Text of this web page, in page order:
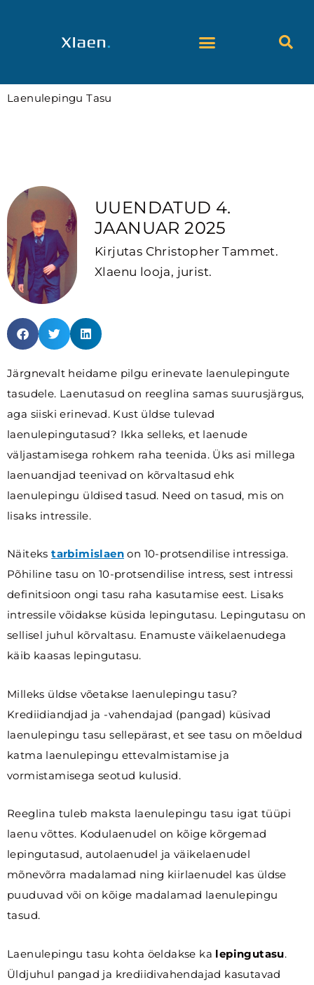
Laenulepingu Tasu
UUENDATUD 4.
JAANUAR 2025
Kirjutas Christopher Tammet.
Xlaenu looja, jurist.
Järgnevalt heidame pilgu erinevate laenulepingute
tasudele. Laenutasud on reeglina samas suurusjärgus,
aga siiski erinevad. Kust üldse tulevad
laenulepingutasud? Ikka selleks, et laenude
väljastamisega rohkem raha teenida. Üks asi millega
laenuandjad teenivad on kõrvaltasud ehk
laenulepingu üldised tasud. Need on tasud, mis on
lisaks intressile.
Näitekstarbimislaen on 10-protsendilise intressiga.
Põhiline tasu on 10-protsendilise intress, sest intressi
definitsioon ongi tasu raha kasutamise eest. Lisaks
intressile võidakse küsida lepingutasu. Lepingutasu on
sellisel juhul kõrvaltasu. Enamuste väikelaenudega
käib kaasas lepingutasu.
Milleks üldse võetakse laenulepingu tasu?
Krediidiandjad ja -vahendajad (pangad) küsivad
laenulepingu tasu sellepärast, et see tasu on mõeldud
katma laenulepingu ettevalmistamise ja
vormistamisega seotud kulusid.
Reeglina tuleb maksta laenulepingu tasu igat tüüpi
laenu võttes. Kodulaenudel on kõige kõrgemad
lepingutasud, autolaenudel ja väikelaenudel
mõnevõrra madalamad ning kiirlaenudel kas üldse
puuduvad või on kõige madalamad laenulepingu
tasud.
Laenulepingu tasu kohta öeldakse ka lepingutasu.
Üldjuhul pangad ja krediidivahendajad kasutavad